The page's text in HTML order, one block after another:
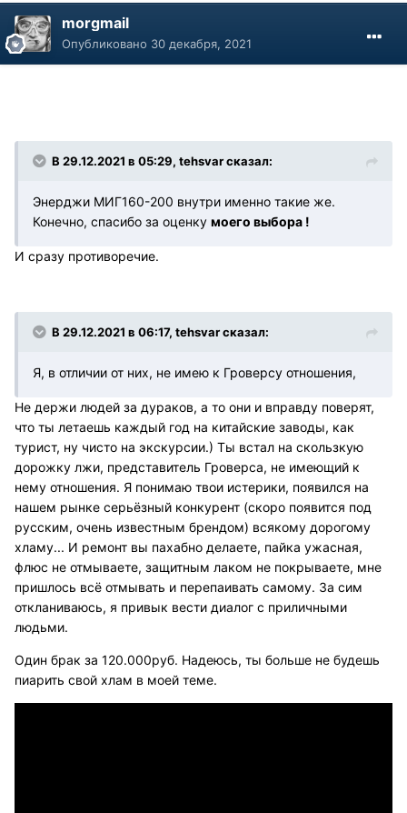
morgmail
Опубликовано 30 декабря, 2021
В 29.12.2021 в 05:29, tehsvar сказал:
Энерджи МИГ160-200 внутри именно такие же.
Конечно, спасибо за оценку моего выбора !
И сразу противоречие.
В 29.12.2021 в 06:17, tehsvar сказал:
Я, в отличии от них, не имею к Гроверсу отношения,
Не держи людей за дураков, а то они и вправду поверят,
что ты летаешь каждый год на китайские заводы, как
турист, ну чисто на экскурсии.) Ты встал на скользкую
дорожку лжи, представитель Гроверса, не имеющий к
нему отношения. Я понимаю твои истерики, появился на
нашем рынке серьёзный конкурент (скоро появится под
русским, очень известным брендом) всякому дорогому
хламу... И ремонт вы пахабно делаете, пайка ужасная,
флюс не отмываете, защитным лаком не покрываете, мне
пришлось всё отмывать и перепаивать самому. За сим
откланиваюсь, я привык вести диалог с приличными
людьми.
Один брак за 120.000руб. Надеюсь, ты больше не будешь
пиарить свой хлам в моей теме.